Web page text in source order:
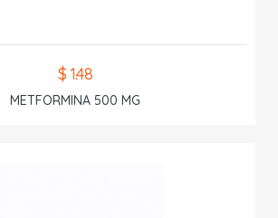
$ 1.48
METFORMINA 500 MG